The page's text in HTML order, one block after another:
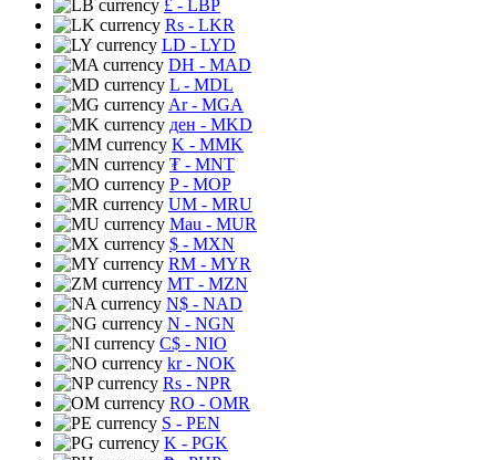
£ - LBP
Rs - LKR
LD - LYD
DH - MAD
L - MDL
Ar- MGA
ден - MKD
K - MMK
₮ - MNT
P- MOP
UM - MRU
Mau - MUR
$ - MXN
RM - MYR
MT - MZN
N$ - NAD
N - NGN
C$ - NIO
kr- NOK
Rs - NPR
RO - OMR
S - PEN
K - PGK